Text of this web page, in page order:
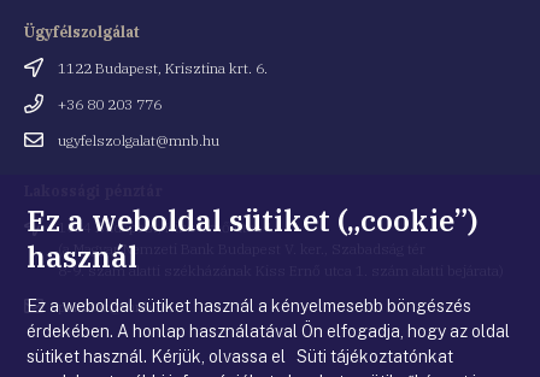
Ügyfélszolgálat
Cím
1122 Budapest, Krisztina krt. 6.
Telefonszám
+36 80 203 776
Emailugyfelszolgalat@mnb.hu
Cím 1054 Budapest, Kiss Ernő utca 1.
(a Magyar Nemzeti Bank Budapest V. ker., Szabadság tér
8-9. szám alatti székházának Kiss Ernő utca 1. szám alatti bejárata)
Email
cím
penztar@mnb.hu
Ez a weboldal sütiket („cookie”)
használ
Ez a weboldal sütiket használ a kényelmesebb böngészés
érdekében. A honlap használatával Ön elfogadja, hogy az oldal
sütiket használ. Kérjük, olvassa el Süti tájékoztatónkat